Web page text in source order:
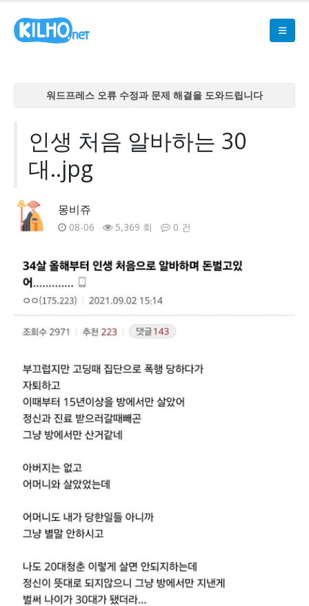
워드프레스 오류 수정과 문제 해결을 도와드립니다
워드프레스 오류 수정과 문제 해결을 도와드립니다
워드프레스 오류 수정과 문제 해결을 도와드립니다
워드프레스 오류 수정과 문제 해결을 도와드립니다
인생 처음 알바하는 30
대..jpg
몽비쥬
08-06 5,369 회 0 건